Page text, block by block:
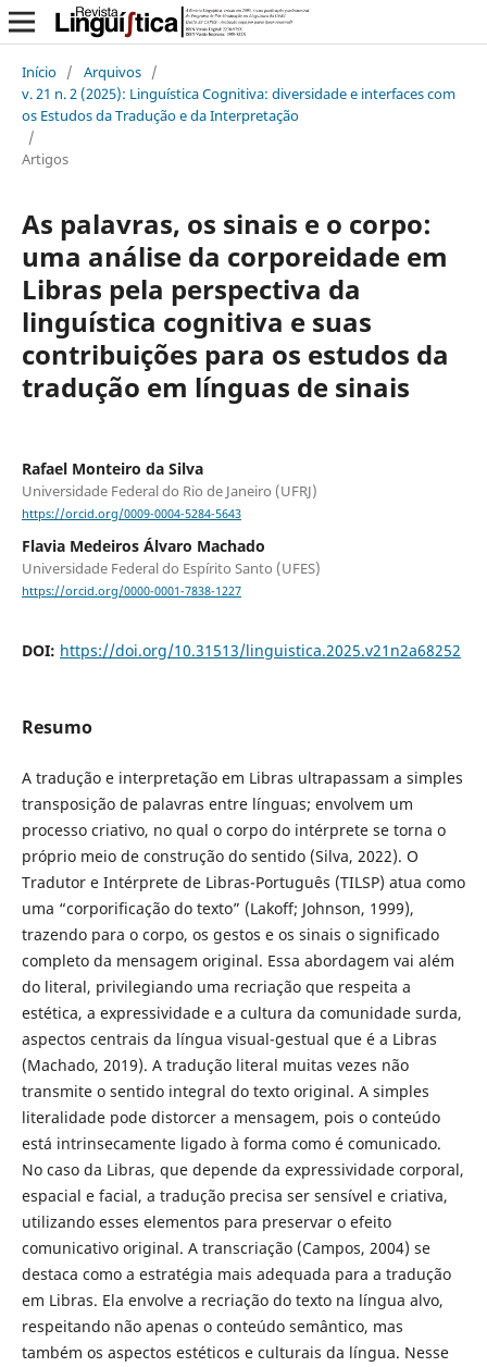
Início / Arquivos /
v. 21 n. 2 (2025): Linguística Cognitiva: diversidade e interfaces com
os Estudos da Tradução e da Interpretação
/
Artigos
As palavras, os sinais e o corpo:
uma análise da corporeidade em
Libras pela perspectiva da
linguística cognitiva e suas
contribuições para os estudos da
tradução em línguas de sinais
Rafael Monteiro da Silva
Universidade Federal do Rio de Janeiro (UFRJ)
https://orcid.org/0009-0004-5284-5643
Flavia Medeiros Álvaro Machado
Universidade Federal do Espírito Santo (UFES)
https://orcid.org/0000-0001-7838-1227
DOI: https://doi.org/10.31513/linguistica.2025.v21n2a68252
Resumo
A tradução e interpretação em Libras ultrapassam a simples
transposição de palavras entre línguas; envolvem um
processo criativo, no qual o corpo do intérprete se torna o
próprio meio de construção do sentido (Silva, 2022). O
Tradutor e Intérprete de Libras-Português (TILSP) atua como
uma “corporificação do texto” (Lakoff; Johnson, 1999),
trazendo para o corpo, os gestos e os sinais o significado
completo da mensagem original. Essa abordagem vai além
do literal, privilegiando uma recriação que respeita a
estética, a expressividade e a cultura da comunidade surda,
aspectos centrais da língua visual-gestual que é a Libras
(Machado, 2019). A tradução literal muitas vezes não
transmite o sentido integral do texto original. A simples
literalidade pode distorcer a mensagem, pois o conteúdo
está intrinsecamente ligado à forma como é comunicado.
No caso da Libras, que depende da expressividade corporal,
espacial e facial, a tradução precisa ser sensível e criativa,
utilizando esses elementos para preservar o efeito
comunicativo original. A transcriação (Campos, 2004) se
destaca como a estratégia mais adequada para a tradução
em Libras. Ela envolve a recriação do texto na língua alvo,
respeitando não apenas o conteúdo semântico, mas
também os aspectos estéticos e culturais da língua. Nesse